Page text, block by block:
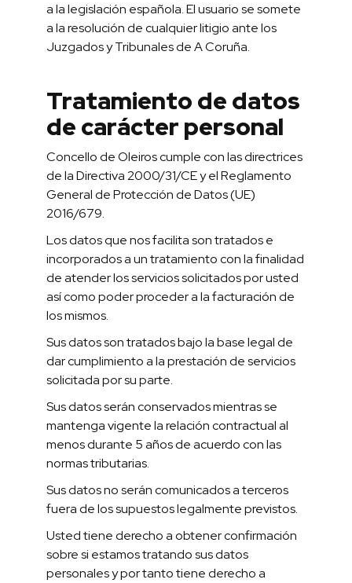
a la legislación española. El usuario se somete
a la resolución de cualquier litigio ante los
Juzgados y Tribunales de A Coruña.
Tratamiento de datos
de carácter personal
Concello de Oleiros cumple con las directrices
de la Directiva 2000/31/CE y el Reglamento
General de Protección de Datos (UE)
2016/679.
Los datos que nos facilita son tratados e
incorporados a un tratamiento con la finalidad
de atender los servicios solicitados por usted
así como poder proceder a la facturación de
los mismos.
Sus datos son tratados bajo la base legal de
dar cumplimiento a la prestación de servicios
solicitada por su parte.
Sus datos serán conservados mientras se
mantenga vigente la relación contractual al
menos durante 5 años de acuerdo con las
normas tributarias.
Sus datos no serán comunicados a terceros
fuera de los supuestos legalmente previstos.
Usted tiene derecho a obtener confirmación
sobre si estamos tratando sus datos
personales y por tanto tiene derecho a